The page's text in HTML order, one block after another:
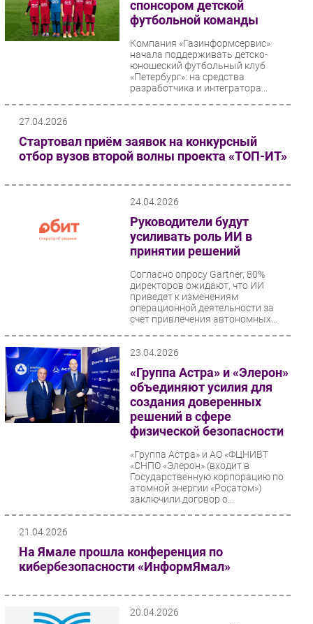
Инновации
CIO/Управление ИТ
Новости
Аналитика
Интервью
Проекты
IT класс
спонсором детской
футбольной команды
Компания «Газинформсервис»
начала поддерживать детско-
юношеский футбольный клуб
«Петербург»: на средства
разработчика и интегратора...
27.04.2026
Стартовал приём заявок на конкурсный
отбор вузов второй волны проекта «ТОП-ИТ»
24.04.2026
Руководители будут
усиливать роль ИИ в
принятии решений
Согласно опросу Gartner, 80%
директоров ожидают, что ИИ
приведет к изменениям
операционной деятельности за
счет привлечения автономных...
23.04.2026
«Группа Астра» и «Элерон»
объединяют усилия для
создания доверенных
решений в сфере
физической безопасности
«Группа Астра» и АО «ФЦНИВТ
«СНПО «Элерон» (входит в
Государственную корпорацию по
атомной энергии «Росатом»)
заключили договор о...
21.04.2026
На Ямале прошла конференция по
кибербезопасности «ИнформЯмал»
20.04.2026